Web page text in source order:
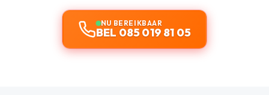
NU BEREIKBAAR
BEL 085 019 81 05